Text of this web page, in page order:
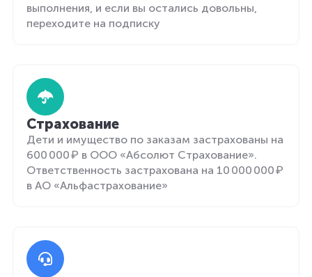
выполнения, и если вы остались довольны,
переходите на подписку
Страхование
Дети и имущество по заказам застрахованы на
600 000 ₽ в ООО «Абсолют Страхование».
Ответственность застрахована на 10 000 000 ₽
в АО «Альфастрахование»